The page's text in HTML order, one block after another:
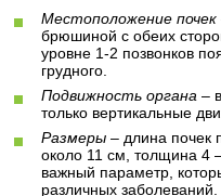
Местоположение почек
брюшиной с обеих
уровне 1-2 позвонков
грудного.
Подвижность органа –
только вертикальные
Размеры – длина почек
около 11 см, толщина 4
важный параметр,
различных